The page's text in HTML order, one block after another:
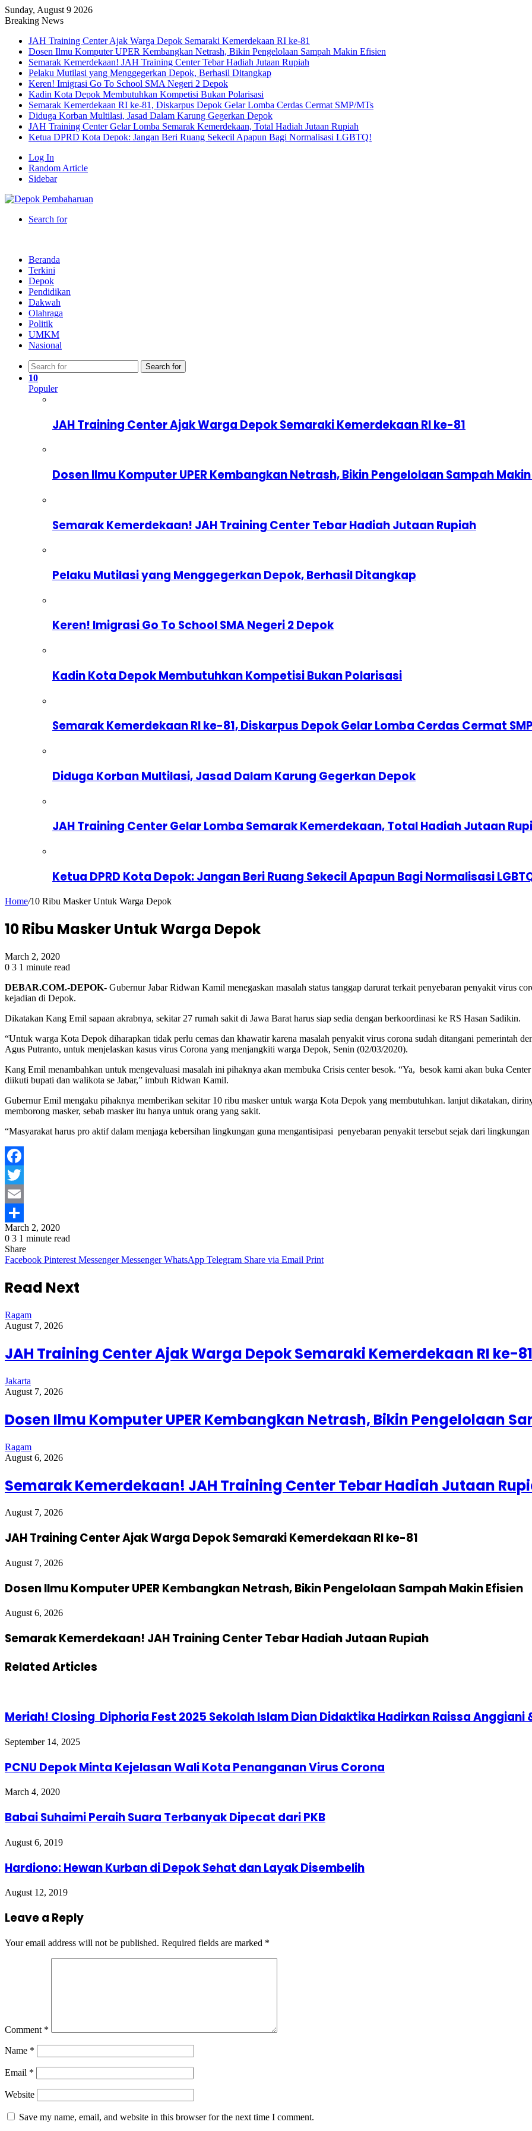
Sunday, August 9 2026
Breaking News
JAH Training Center Ajak Warga Depok Semaraki Kemerdekaan RI ke-81
Dosen Ilmu Komputer UPER Kembangkan Netrash, Bikin Pengelolaan Sampah Makin Efisien
Semarak Kemerdekaan! JAH Training Center Tebar Hadiah Jutaan Rupiah
Pelaku Mutilasi yang Menggegerkan Depok, Berhasil Ditangkap
Keren! Imigrasi Go To School SMA Negeri 2 Depok
Kadin Kota Depok Membutuhkan Kompetisi Bukan Polarisasi
Semarak Kemerdekaan RI ke-81, Diskarpus Depok Gelar Lomba Cerdas Cermat SMP/MTs
Diduga Korban Multilasi, Jasad Dalam Karung Gegerkan Depok
JAH Training Center Gelar Lomba Semarak Kemerdekaan, Total Hadiah Jutaan Rupiah
Ketua DPRD Kota Depok: Jangan Beri Ruang Sekecil Apapun Bagi Normalisasi LGBTQ!
Log In
Random Article
Sidebar
Search for
Beranda
Terkini
Depok
Pendidikan
Dakwah
Olahraga
Politik
UMKM
Nasional
Search for
10
Populer
JAH Training Center Ajak Warga Depok Semaraki Kemerdekaan RI ke-81
Dosen Ilmu Komputer UPER Kembangkan Netrash, Bikin Pengelolaan Sampah
Semarak Kemerdekaan! JAH Training Center Tebar Hadiah Jutaan Rupiah
Pelaku Mutilasi yang Menggegerkan Depok, Berhasil Ditangkap
Keren! Imigrasi Go To School SMA Negeri 2 Depok
Kadin Kota Depok Membutuhkan Kompetisi Bukan Polarisasi
Semarak Kemerdekaan RI ke-81, Diskarpus Depok Gelar Lomba Cerdas Cermat
Diduga Korban Multilasi, Jasad Dalam Karung Gegerkan Depok
JAH Training Center Gelar Lomba Semarak Kemerdekaan, Total Hadiah Jutaan
Ketua DPRD Kota Depok: Jangan Beri Ruang Sekecil Apapun Bagi Normalisasi
Home/10 Ribu Masker Untuk Warga Depok
10 Ribu Masker Untuk Warga Depok
March 2, 2020
0 3 1 minute read
DEBAR.COM.-DEPOK- Gubernur Jabar Ridwan Kamil menegaskan masalah status tanggap darurat terkait penyebaran penyakit virus
kejadian di Depok.
Dikatakan Kang Emil sapaan akrabnya, sekitar 27 rumah sakit di Jawa Barat harus siap sedia dengan berkoordinasi ke RS Hasan Sadikin.
“Untuk warga Kota Depok diharapkan tidak perlu cemas dan khawatir karena masalah penyakit virus corona sudah ditangani pemerintah
Agus Putranto, untuk menjelaskan kasus virus Corona yang menjangkiti warga Depok, Senin (02/03/2020).
Kang Emil menambahkan untuk mengevaluasi masalah ini pihaknya akan membuka Crisis center besok. “Ya, besok kami akan buka
diikuti bupati dan walikota se Jabar,” imbuh Ridwan Kamil.
Gubernur Emil mengaku pihaknya memberikan sekitar 10 ribu masker untuk warga Kota Depok yang membutuhkan. lanjut dikatakan,
memborong masker, sebab masker itu hanya untuk orang yang sakit.
“Masyarakat harus pro aktif dalam menjaga kebersihan lingkungan guna mengantisipasi penyebaran penyakit tersebut sejak dari
Facebook
Twitter
Email
Share
March 2, 2020
0 3 1 minute read
Share
Facebook Pinterest Messenger Messenger WhatsApp Telegram Share via Email Print
Read Next
Ragam
August 7, 2026
JAH Training Center Ajak Warga Depok Semaraki Kemerdekaan RI ke-81
Jakarta
August 7, 2026
Dosen Ilmu Komputer UPER Kembangkan Netrash, Bikin Pengelolaan
Ragam
August 6, 2026
Semarak Kemerdekaan! JAH Training Center Tebar Hadiah Jutaan
August 7, 2026
JAH Training Center Ajak Warga Depok Semaraki Kemerdekaan RI ke-81
August 7, 2026
Dosen Ilmu Komputer UPER Kembangkan Netrash, Bikin Pengelolaan Sampah Makin Efisien
August 6, 2026
Semarak Kemerdekaan! JAH Training Center Tebar Hadiah Jutaan Rupiah
Related Articles
Meriah! Closing Diphoria Fest 2025 Sekolah Islam Dian Didaktika Hadirkan Raissa Anggiani
September 14, 2025
PCNU Depok Minta Kejelasan Wali Kota Penanganan Virus Corona
March 4, 2020
Babai Suhaimi Peraih Suara Terbanyak Dipecat dari PKB
August 6, 2019
Hardiono: Hewan Kurban di Depok Sehat dan Layak Disembelih
August 12, 2019
Leave a Reply
Your email address will not be published. Required fields are marked *
Comment *
Name *
Email *
Website
Save my name, email, and website in this browser for the next time I comment.